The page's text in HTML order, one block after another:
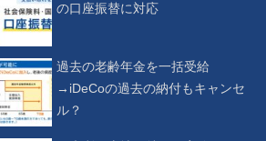
の口座振替に対応
過去の老齢年金を一括受給
→iDeCoの過去の納付もキャンセ
ル？